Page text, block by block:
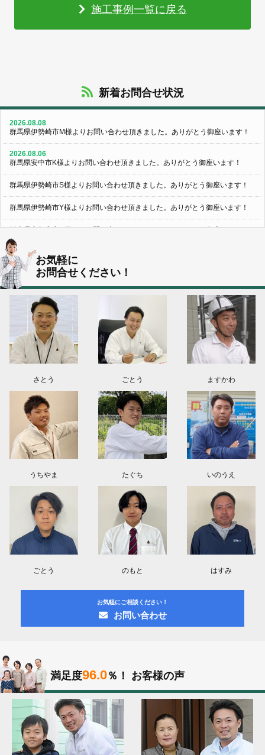
施工事例一覧に戻る
新着お問合せ状況
2026.08.08
群馬県伊勢崎市M様よりお問い合わせ頂きました。ありがとう御座います！
2026.08.06
群馬県安中市K様よりお問い合わせ頂きました。ありがとう御座います！
群馬県伊勢崎市S様よりお問い合わせ頂きました。ありがとう御座います！
群馬県伊勢崎市Y様よりお問い合わせ頂きました。ありがとう御座います！
栃木県宇都宮市U様よりお問い合わせ頂きました。ありがとう御座います！
2026.08.05
群馬県伊勢崎市N様よりお問い合わせ頂きました。ありがとう御座います！
群馬県高崎市O様よりお問い合わせ頂きました。ありがとう御座います！
埼玉県上尾市K様よりお問い合わせ頂きました。ありがとう御座います！
東京都日野市K様よりお問い合わせ頂きました。ありがとう御座います！
群馬県伊勢崎市M様よりお問い合わせ頂きました。ありがとう御座います！
お気軽に
お問合せください！
さとう ごとう ますかわ
うちやま たぐち いのうえ
ごとう のもと はすみ
お気軽にご相談ください！
お問い合わせ
満足度96.0％！ お客様の声